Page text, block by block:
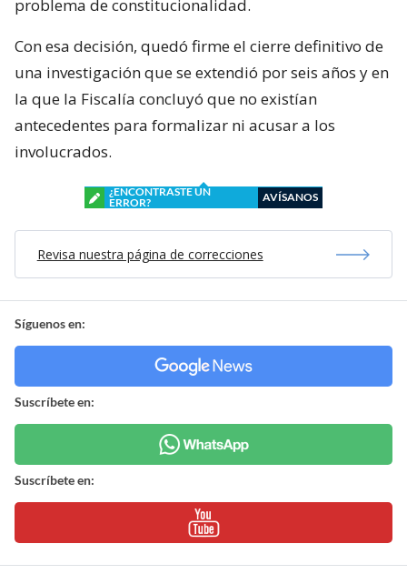
problema de constitucionalidad.
Con esa decisión, quedó firme el cierre definitivo de
una investigación que se extendió por seis años y en
la que la Fiscalía concluyó que no existían
antecedentes para formalizar ni acusar a los
involucrados.
¿ENCONTRASTE UN
ERROR?
AVÍSANOS
Revisa nuestra página de correcciones
Síguenos en:
Suscríbete en:
Suscríbete en: